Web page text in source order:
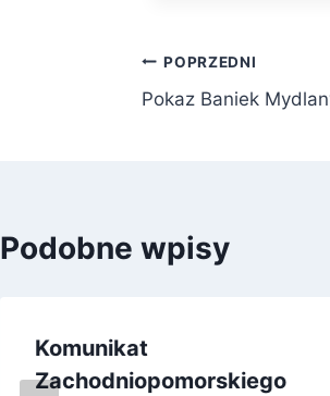
Nawigacja
wpisu
POPRZEDNI
Pokaz Baniek
Podobne wpisy
Komunikat
Zachodniopomorskiego